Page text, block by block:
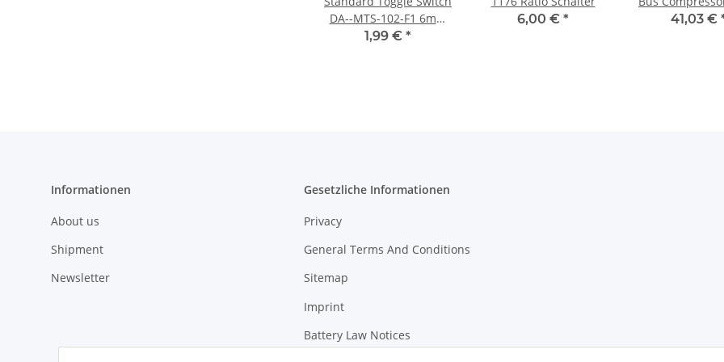
DA--MTS-102-F1 6mm
schaft - flat lever
1,99 € *
6,00 € *
41,03 €
Informationen
About us
Shipment
Newsletter
Gesetzliche Informationen
Privacy
General Terms And Conditions
Sitemap
Imprint
Battery Law Notices